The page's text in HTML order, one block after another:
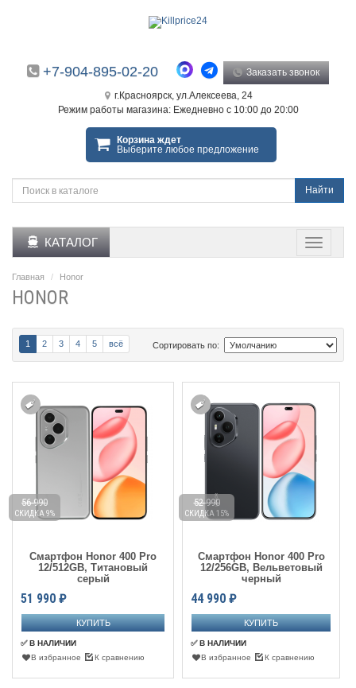
+7-904-895-02-20 Заказать звонок
г.Красноярск, ул.Алексеева, 24
Режим работы магазина: Ежедневно с 10:00 до 20:00
Корзина ждет
Выберите любое предложение
Найти
КАТАЛОГ
Главная Honor
HONOR
Сортировать по:
1 2 3 4 5 всё
Смартфон Honor 400 Pro
12/512GB, Титановый
серый
51 990 ₽
56 990
СКИДКА 9%
✅ В НАЛИЧИИ
В избранное
К сравнению
Смартфон Honor 400 Pro
12/256GB, Вельветовый
черный
44 990 ₽
52 990
СКИДКА 15%
✅ В НАЛИЧИИ
В избранное
К сравнению